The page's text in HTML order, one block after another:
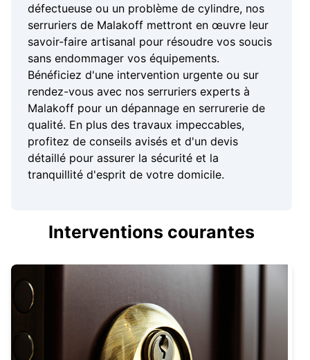
défectueuse ou un problème de cylindre, nos
serruriers de Malakoff mettront en œuvre leur
savoir-faire artisanal pour résoudre vos soucis
sans endommager vos équipements.
Bénéficiez d'une intervention urgente ou sur
rendez-vous avec nos serruriers experts à
Malakoff pour un dépannage en serrurerie de
qualité. En plus des travaux impeccables,
profitez de conseils avisés et d'un devis
détaillé pour assurer la sécurité et la
tranquillité d'esprit de votre domicile.
Interventions courantes